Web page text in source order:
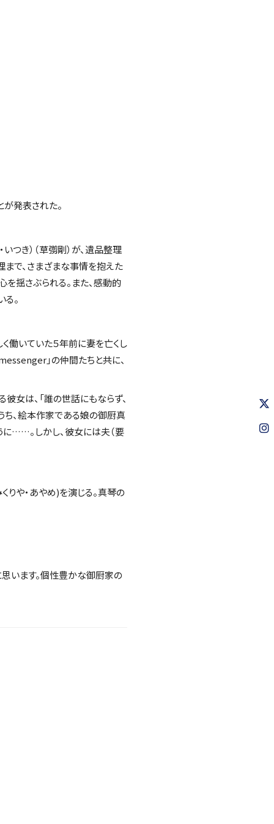
発表された。
つき）（草彅剛）が、遺品整理
で、さまざまな事情を抱えた
を揺さぶられる。また、感動的
。
働いていた５年前に妻を亡くし
」の仲間たちと共に、
女は、「誰の世話にもならず、
ち、絵本作家である娘の御厨真
に……。しかし、彼女には夫（要
や・あやめ)を演じる。真琴の
います。個性豊かな御厨家の